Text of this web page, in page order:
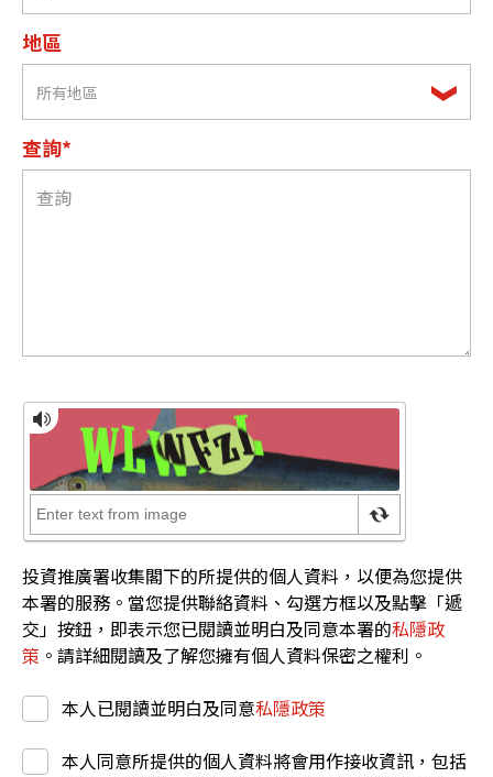
地區
所有地區
查詢*
投資推廣署收集閣下的所提供的個人資料，以便為您提供
本署的服務。當您提供聯絡資料、勾選方框以及點擊「遞
交」按鈕，即表示您已閱讀並明白及同意本署的私隱政
策 。請詳細閱讀及了解您擁有個人資料保密之權利。
本人已閱讀並明白及同意私隱政策
本人同意所提供的個人資料將會用作接收資訊，包括